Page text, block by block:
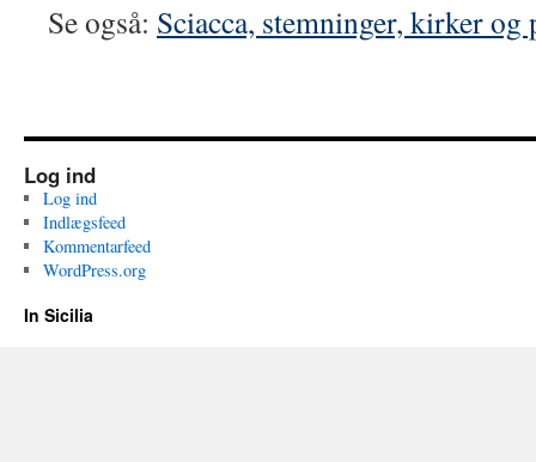
Se også: Sciacca, stemninger, kirker og
Log ind
Log ind
Indlægsfeed
Kommentarfeed
WordPress.org
In Sicilia